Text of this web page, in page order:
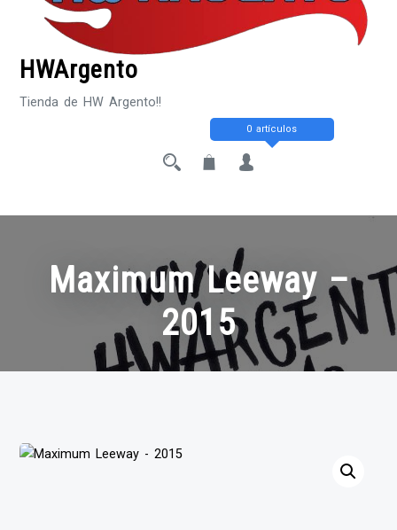
HWArgento
Tienda de HW Argento!!
0 artículos
Maximum Leeway –
2015